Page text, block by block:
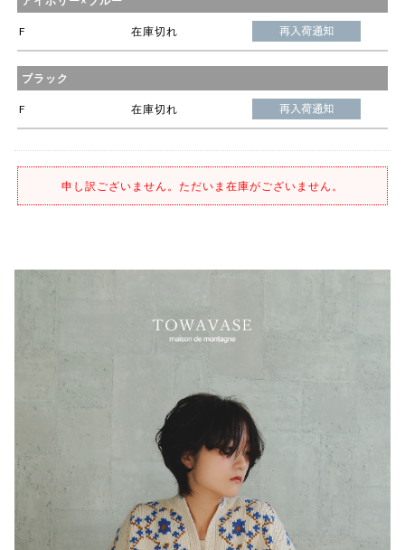
F 在庫切れ
ブラック
F 在庫切れ
申し訳ございません。ただいま在庫がございません。